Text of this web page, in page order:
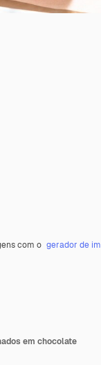
com o gerador de
em chocolate